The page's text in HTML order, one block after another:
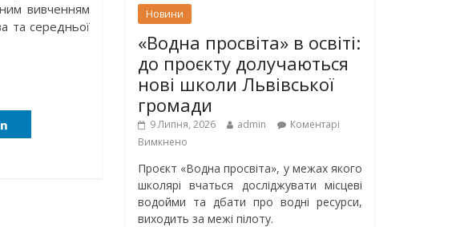
вивченням
та середньої
Новини
«Водна просвіта» в освіті:
до проєкту долучаються
нові школи Львівської
громади
9 Липня, 2026 admin
Коментарі
Вимкнено
Проєкт «Водна просвіта», у межах якого
школярі вчаться досліджувати місцеві
водойми та дбати про водні ресурси,
виходить за межі пілоту.